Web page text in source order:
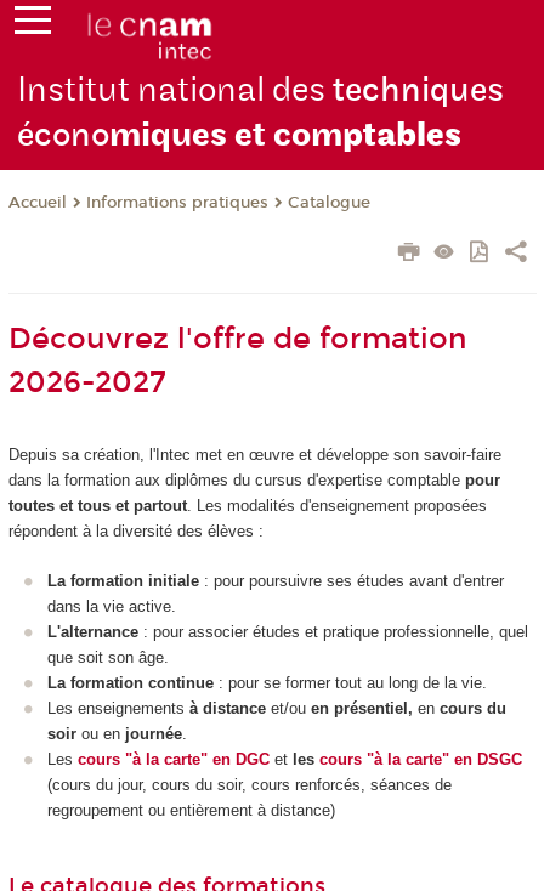
Institut national destechniques
économiques et comptables
Accueil Informations pratiques Catalogue
Découvrez l'offre de formation
2026-2027
Depuis sa création, l'Intec met en œuvre et développe son savoir-faire
dans la formation aux diplômes du cursus d'expertise comptable pour
toutes et tous et partout. Les modalités d'enseignement proposées
répondent à la diversité des élèves :
La formation initiale : pour poursuivre ses études avant d'entrer
dans la vie active.
L'alternance : pour associer études et pratique professionnelle, quel
que soit son âge.
La formation continue : pour se former tout au long de la vie.
Les enseignements à distance et/ou en présentiel, en cours du
soir ou en journée
Les cours "à la carte" en DGC et les cours "à la carte" en DSGC
(cours du jour, cours du soir, cours renforcés, séances de
regroupement ou entièrement à distance)